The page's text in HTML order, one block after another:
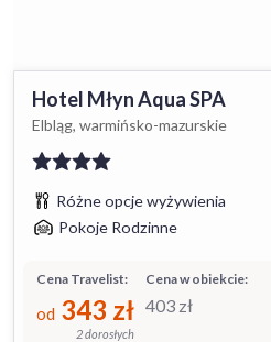
Hotel Młyn Aqua SPA
Elbląg, warmińsko-mazurskie
Różne opcje wyżywienia
Pokoje Rodzinne
Cena w obiekcie:
403 zł
Cena Travelist:
od 343 zł
2 dorosłych